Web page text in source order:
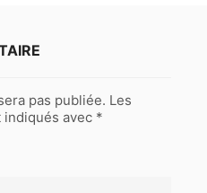
pas publiée. Les
avec *